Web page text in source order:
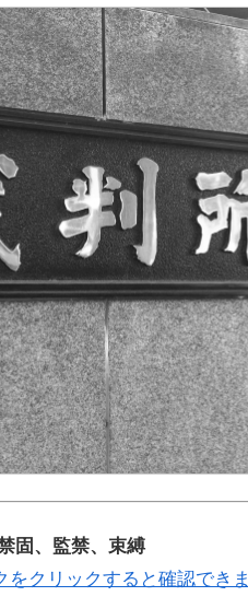
固、監禁、束縛
クリックすると確認できま